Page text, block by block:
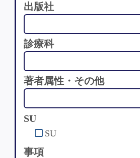
出版社
診療科
著者属性・その他
SU
SU
事項